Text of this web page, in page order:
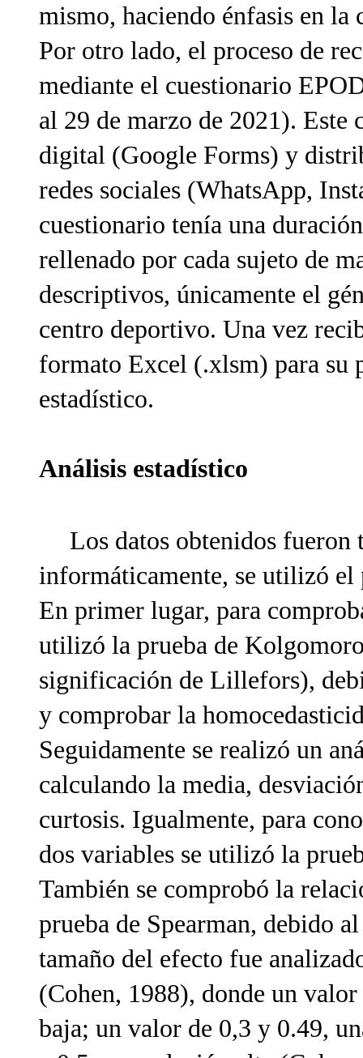
mismo, haciendo énfasis en
Por otro lado, el proceso de
mediante el cuestionario
al 29 de marzo de 2021).
digital (Google Forms) y
redes sociales (WhatsApp,
cuestionario tenía una
rellenado por cada sujeto de
descriptivos, únicamente el
centro deportivo. Una vez
formato Excel (.xlsm) para su
estadístico.
Análisis estadístico
Los datos obtenidos fueron
informáticamente, se utilizó el
En primer lugar, para
utilizó la prueba de
significación de Lillefors),
y comprobar la
Seguidamente se realizó un
calculando la media,
curtosis. Igualmente, para
dos variables se utilizó la
También se comprobó la
prueba de Spearman, debido
tamaño del efecto fue
(Cohen, 1988), donde un
baja; un valor de 0,3 y 0.49,